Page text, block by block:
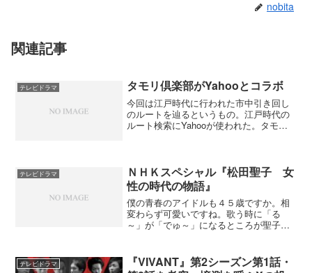
nobita
関連記事
テレビドラマ タモリ倶楽部がYahooとコラボ
今回は江戸時代に行われた市中引き回し
のルートを辿るというもの。江戸時代の
ルート検索にYahooが使われた。タモリ
日本橋を検...
テレビドラマ
ＮＨＫスペシャル『松田聖子 女
性の時代の物語』
僕の青春のアイドルも４５歳ですか。相
変わらず可愛いですね。歌う時に「る
～」が「でゅ～」になるところが聖子ち
菊の墓posted with amazlet on 07.04...
テレビドラマ
『VIVANT』第2シーズン第1話・